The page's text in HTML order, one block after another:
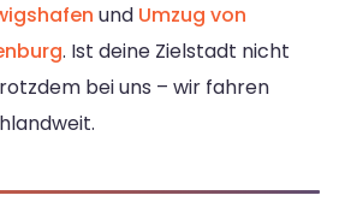
und Umzug von
. Ist deine Zielstadt nicht
bei uns – wir fahren